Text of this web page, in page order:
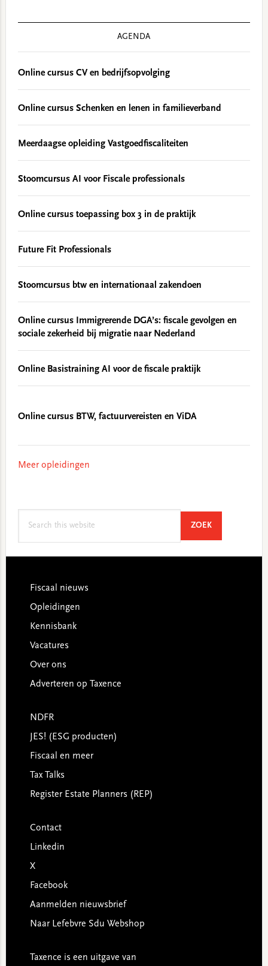
AGENDA
Online cursus CV en bedrijfsopvolging
Online cursus Schenken en lenen in familieverband
Meerdaagse opleiding Vastgoedfiscaliteiten
Stoomcursus AI voor Fiscale professionals
Online cursus toepassing box 3 in de praktijk
Future Fit Professionals
Stoomcursus btw en internationaal zakendoen
Online cursus Immigrerende DGA’s: fiscale gevolgen en
sociale zekerheid bij migratie naar Nederland
Online Basistraining AI voor de fiscale praktijk
Online cursus BTW, factuurvereisten en ViDA
Meer opleidingen
ZOEKSEARCH
Footer
Fiscaal nieuws
Opleidingen
Kennisbank
Vacatures
Over ons
Adverteren op Taxence
NDFR
JES! (ESG producten)
Fiscaal en meer
Tax Talks
Register Estate Planners (REP)
Contact
Linkedin
X
Facebook
Aanmelden nieuwsbrief
Naar Lefebvre Sdu Webshop
Taxence is een uitgave van